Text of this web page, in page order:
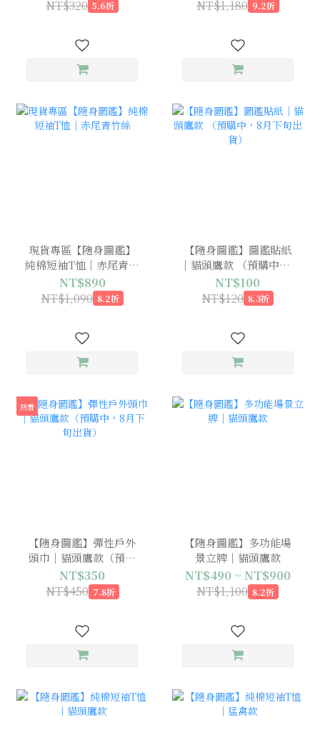
NT$320 5.6折 NT$1,180 9.2折
現貨專區【隨身圖鑑】
純棉短袖T恤｜赤尾青竹
絲
NT$890
NT$1,090 8.2折
【隨身圖鑑】圖鑑貼紙
｜貓頭鷹款 （預購中，8
月下旬出貨）
NT$100
NT$120 8.3折
熱賣
【隨身圖鑑】彈性戶外
頭巾｜貓頭鷹款（預購
中，8月下旬出貨）
NT$350
NT$450 7.8折
【隨身圖鑑】多功能場
景立牌｜貓頭鷹款
NT$490 ~ NT$900
NT$1,100 8.2折